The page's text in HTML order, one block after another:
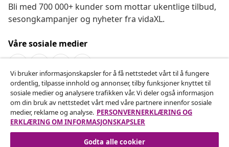
Bli med 700 000+ kunder som mottar ukentlige tilbud,
sesongkampanjer og nyheter fra vidaXL.
Våre sosiale medier
Angre på kontrakten
Send inn en angrerett for bestillingen din.
Angre på kontrakten
Vi bruker informasjonskapsler for å få nettstedet vårt til å fungere
ordentlig, tilpasse innhold og annonser, tilby funksjoner knyttet til
sosiale medier og analysere trafikken vår. Vi deler også informasjon
om din bruk av nettstedet vårt med våre partnere innenfor sosiale
medier, reklame og analyse. PERSONVERNERKLÆRING OG
ERKLÆRING OM INFORMASJONSKAPSLER
Godta alle cookier